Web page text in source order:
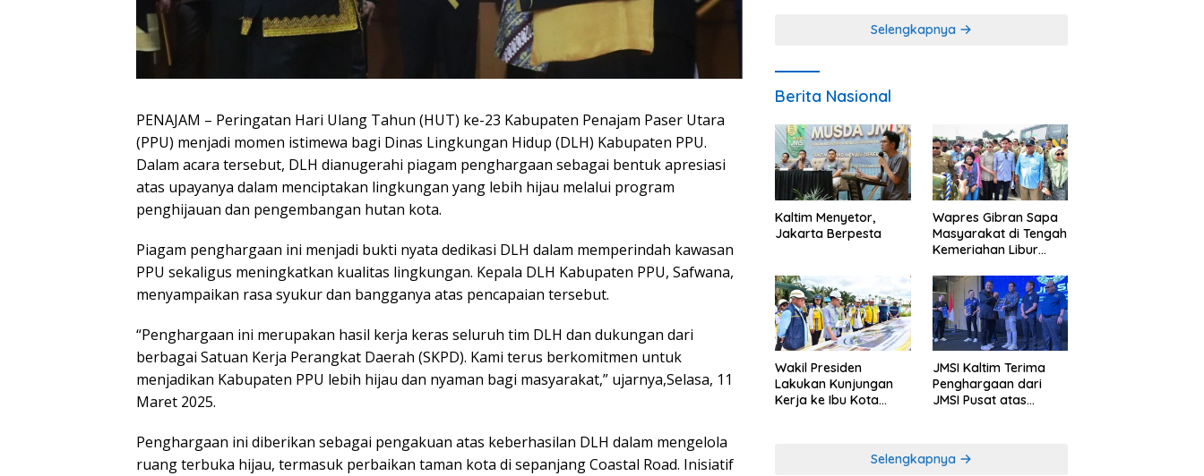
PENAJAM – Peringatan Hari Ulang Tahun (HUT) ke-23 Kabupaten Penajam Paser Utara
(PPU) menjadi momen istimewa bagi Dinas Lingkungan Hidup (DLH) Kabupaten PPU.
Dalam acara tersebut, DLH dianugerahi piagam penghargaan sebagai bentuk apresiasi
atas upayanya dalam menciptakan lingkungan yang lebih hijau melalui program
penghijauan dan pengembangan hutan kota.
Piagam penghargaan ini menjadi bukti nyata dedikasi DLH dalam memperindah kawasan
PPU sekaligus meningkatkan kualitas lingkungan. Kepala DLH Kabupaten PPU, Safwana,
menyampaikan rasa syukur dan bangganya atas pencapaian tersebut.
“Penghargaan ini merupakan hasil kerja keras seluruh tim DLH dan dukungan dari
berbagai Satuan Kerja Perangkat Daerah (SKPD). Kami terus berkomitmen untuk
menjadikan Kabupaten PPU lebih hijau dan nyaman bagi masyarakat,” ujarnya,Selasa, 11
Maret 2025.
Penghargaan ini diberikan sebagai pengakuan atas keberhasilan DLH dalam mengelola
ruang terbuka hijau, termasuk perbaikan taman kota di sepanjang Coastal Road. Inisiatif
Selengkapnya
Berita Nasional
Kaltim Menyetor,
Jakarta Berpesta
Wapres Gibran Sapa
Masyarakat di Tengah
Kemeriahan Libur
Wakil Presiden
Lakukan Kunjungan
Kerja ke Ibu Kota
JMSI Kaltim Terima
Penghargaan dari
JMSI Pusat atas
Jurnalistik
Selengkapnya